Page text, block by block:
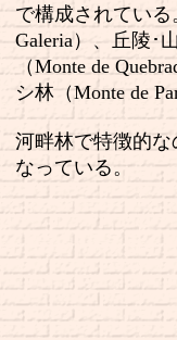
で構成されてい
Galeria）、丘陵･
（Monte de
シ林（Monte de
河畔林で特徴的な
なっている。